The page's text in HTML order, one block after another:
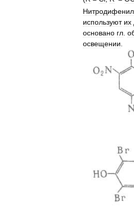
используют их
основано гл.
освещении.